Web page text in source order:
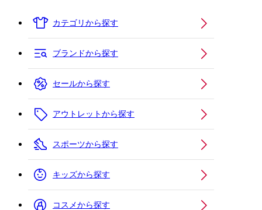
カテゴリから探す
ブランドから探す
セールから探す
アウトレットから探す
スポーツから探す
キッズから探す
コスメから探す